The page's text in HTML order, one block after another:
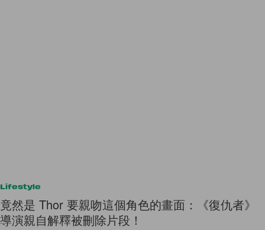
Lifestyle
竟然是 Thor 要親吻這個角色的畫面：《復仇者》
導演親自解釋被刪除片段！